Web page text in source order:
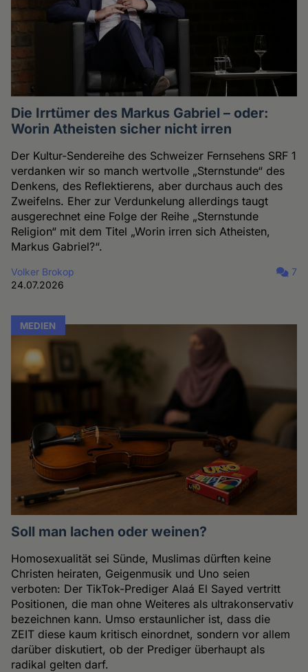
Die Irrtümer des Markus Gabriel – oder:
Worin Atheisten sicher nicht irren
Der Kultur-Sendereihe des Schweizer Fernsehens SRF 1
verdanken wir so manch wertvolle „Sternstunde“ des
Denkens, des Reflektierens, aber durchaus auch des
Zweifelns. Eher zur Verdunkelung allerdings taugt
ausgerechnet eine Folge der Reihe „Sternstunde
Religion“ mit dem Titel „Worin irren sich Atheisten,
Markus Gabriel?“.
Volker Brokop
24.07.2026
7
MEDIEN
Soll man lachen oder weinen?
Homosexualität sei Sünde, Muslimas dürften keine
Christen heiraten, Geigenmusik und Uno seien
verboten: Der TikTok-Prediger Alaá El Sayed vertritt
Positionen, die man ohne Weiteres als ultrakonservativ
bezeichnen kann. Umso erstaunlicher ist, dass die
ZEIT diese kaum kritisch einordnet, sondern vor allem
darüber diskutiert, ob der Prediger überhaupt als
radikal gelten darf.